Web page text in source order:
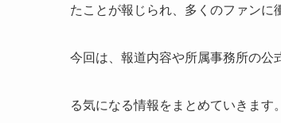
たことが報じられ、多くのファンに
今回は、報道内容や所属事務所の公
る気になる情報をまとめていきます。